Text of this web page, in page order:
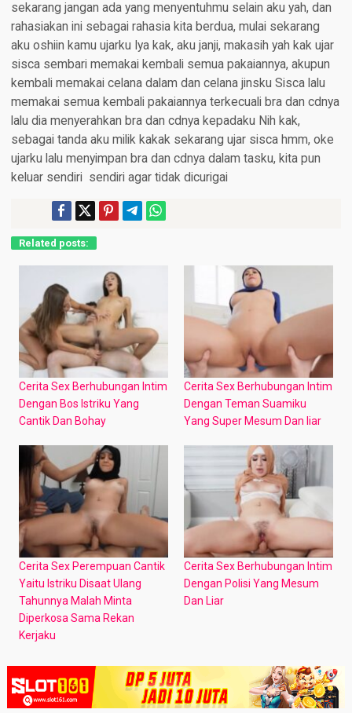
sekarang jangan ada yang menyentuhmu selain aku yah, dan
rahasiakan ini sebagai rahasia kita berdua, mulai sekarang
aku oshiin kamu ujarku Iya kak, aku janji, makasih yah kak ujar
sisca sembari memakai kembali semua pakaiannya, akupun
kembali memakai celana dalam dan celana jinsku Sisca lalu
memakai semua kembali pakaiannya terkecuali bra dan cdnya
lalu dia menyerahkan bra dan cdnya kepadaku Nih kak,
sebagai tanda aku milik kakak sekarang ujar sisca hmm, oke
ujarku lalu menyimpan bra dan cdnya dalam tasku, kita pun
keluar sendiri  sendiri agar tidak dicurigai
Related posts:
Cerita Sex Berhubungan Intim
Dengan Bos Istriku Yang
Cantik Dan Bohay
Cerita Sex Berhubungan Intim
Dengan Teman Suamiku
Yang Super Mesum Dan liar
Cerita Sex Perempuan Cantik
Yaitu Istriku Disaat Ulang
Tahunnya Malah Minta
Diperkosa Sama Rekan
Kerjaku
Cerita Sex Berhubungan Intim
Dengan Polisi Yang Mesum
Dan Liar